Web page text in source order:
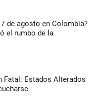
de agosto en Colombia?
el rumbo de la
Fatal: Estados Alterados